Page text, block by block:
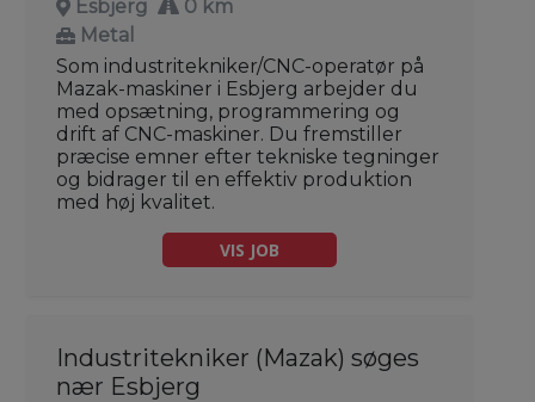
Esbjerg
0 km
Metal
Som industritekniker/CNC-operatør på
Mazak-maskiner i Esbjerg arbejder du
med opsætning, programmering og
drift af CNC-maskiner. Du fremstiller
præcise emner efter tekniske tegninger
og bidrager til en effektiv produktion
med høj kvalitet.
VIS JOB
Industritekniker (Mazak) søges
nær Esbjerg